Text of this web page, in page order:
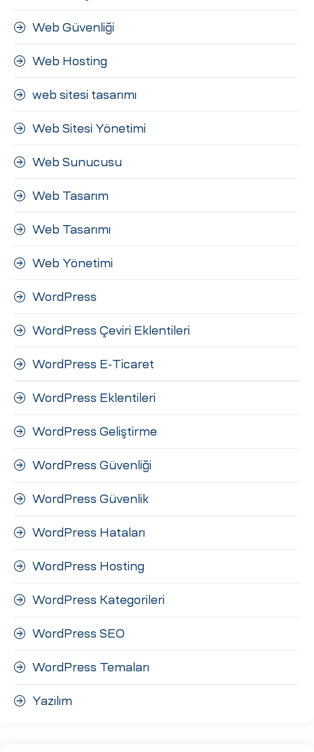
Web Güvenliği
Web Hosting
web sitesi tasarımı
Web Sitesi Yönetimi
Web Sunucusu
Web Tasarım
Web Tasarımı
Web Yönetimi
WordPress
WordPress Çeviri Eklentileri
WordPress E-Ticaret
WordPress Eklentileri
WordPress Geliştirme
WordPress Güvenliği
WordPress Güvenlik
WordPress Hataları
WordPress Hosting
WordPress Kategorileri
WordPress SEO
WordPress Temaları
Yazılım